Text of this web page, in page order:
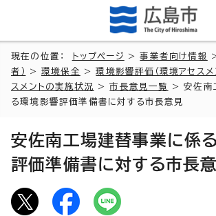
現在の位置： トップページ >事業者向け情報
者）
>環境保全 >環境影響評価（環境アセスメ
スメントの実施状況
>市長意見一覧
> 安佐南
る環境影響評価準備書に対する市長意見
安佐南工場建替事業に係
評価準備書に対する市長